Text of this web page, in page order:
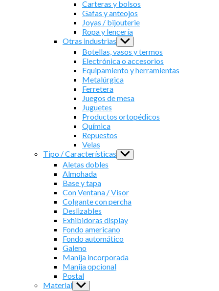
menu
Carteras y bolsos
Gafas y anteojos
Joyas / bijouterie
Ropa y lencería
Otras industrias Show
sub
menu
Botellas, vasos y termos
Electrónica o accesorios
Equipamiento y herramientas
Metalúrgica
Ferretera
Juegos de mesa
Juguetes
Productos ortopédicos
Química
Repuestos
Velas
Tipo / Características Show
sub
Aletas dobles
Almohada
Base y tapa
Con Ventana / Visor
Colgante con percha
Deslizables
Exhibidoras display
Fondo americano
Fondo automático
Galeno
Manija incorporada
Manija opcional
Postal
Material Show